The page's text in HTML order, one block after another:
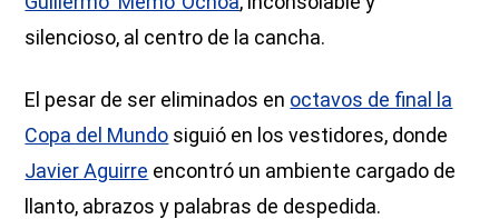
silencioso, al centro de la cancha.
El pesar de ser eliminados en octavos de final la
Copa del Mundo siguió en los vestidores, donde
Javier Aguirre encontró un ambiente cargado de
llanto, abrazos y palabras de despedida.